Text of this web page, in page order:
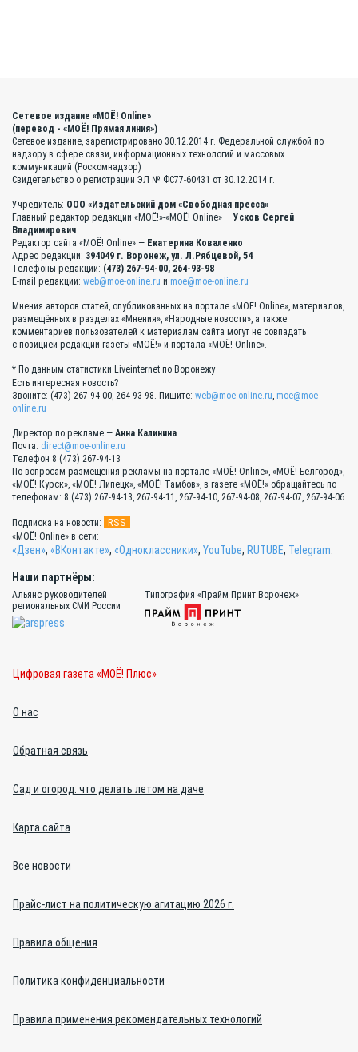
Сетевое издание «МОЁ! Online»
(перевод - «МОЁ! Прямая линия»)
Сетевое издание, зарегистрировано 30.12.2014 г. Федеральной службой по
надзору в сфере связи, информационных технологий и массовых
коммуникаций (Роскомнадзор)
Свидетельство о регистрации ЭЛ № ФС77-60431 от 30.12.2014 г.
Учредитель: ООО «Издательский дом «Свободная пресса»
Главный редактор редакции «МОЁ!»-«МОЁ! Online» — Усков Сергей
Владимирович
Редактор сайта «МОЁ! Online» — Екатерина Коваленко
Адрес редакции: 394049 г. Воронеж, ул. Л.Рябцевой, 54
Телефоны редакции: (473) 267-94-00, 264-93-98
E-mail редакции: web@moe-online.ru и moe@moe-online.ru
Мнения авторов статей, опубликованных на портале «МОЁ! Online», материалов,
размещённых в разделах «Мнения», «Народные новости», а также
комментариев пользователей к материалам сайта могут не совпадать
с позицией редакции газеты «МОЁ!» и портала «МОЁ! Online».
* По данным статистики Liveinternet по Воронежу
Есть интересная новость?
Звоните: (473) 267-94-00, 264-93-98. Пишите: web@moe-online.ru moe@moe-
online.ru
Директор по рекламе — Анна Калинина
Почта: direct@moe-online.ru
Телефон 8 (473) 267-94-13
По вопросам размещения рекламы на портале «МОЁ! Online», «МОЁ! Белгород»,
«МОЁ! Курск», «МОЁ! Липецк», «МОЁ! Тамбов», в газете «МОЁ!» обращайтесь по
телефонам: 8 (473) 267-94-13, 267-94-11, 267-94-10, 267-94-08, 267-94-07, 267-94-06
Подписка на новости: RSS
«МОЁ! Online» в сети:
«Дзен», «ВКонтакте», «Одноклассники», YouTube, RUTUBE, Telegram
Наши партнёры:
Альянс руководителей
региональных СМИ России
Типография «Прайм Принт Воронеж»
Цифровая газета «МОЁ! Плюс»
О нас
Обратная связь
Сад и огород: что делать летом на даче
Карта сайта
Все новости
Прайс-лист на политическую агитацию 2026 г.
Правила общения
Политика конфиденциальности
Правила применения рекомендательных технологий